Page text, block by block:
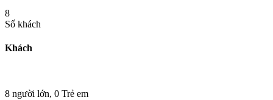
8
Số khách
Khách
8 người lớn, 0 Trẻ em